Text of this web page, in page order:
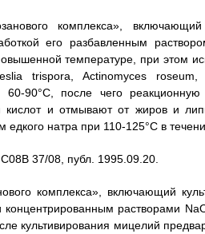
комплекса»,
его разбавленным
температуре, при этом
trispora, Actinomyces roseum,
90°C, после чего
и отмывают от жиров и
натра при 110-125°C в
37/08, публ. 1995.09.20.
комплекса», включающий
растворами
культивирования мицелий